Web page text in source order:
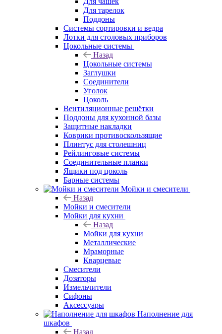
Для тарелок
Поддоны
Системы сортировки и ведра
Лотки для столовых приборов
Цокольные системы
Назад
Цокольные системы
Заглушки
Соединители
Уголок
Цоколь
Вентиляционные решётки
Поддоны для кухонной базы
Защитные накладки
Коврики противоскользящие
Плинтус для столешниц
Рейлинговые системы
Соединительные планки
Ящики под цоколь
Барные системы
Мойки и смесители
Назад
Мойки и смесители
Мойки для кухни
Назад
Мойки для кухни
Металлические
Мраморные
Кварцевые
Смесители
Дозаторы
Измельчители
Сифоны
Аксессуары
Наполнение для
шкафов
Назад